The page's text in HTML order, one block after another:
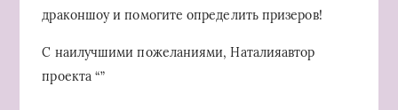
драконшоу и помогите определить призеров!
С наилучшими пожеланиями, Наталияавтор
проекта “”